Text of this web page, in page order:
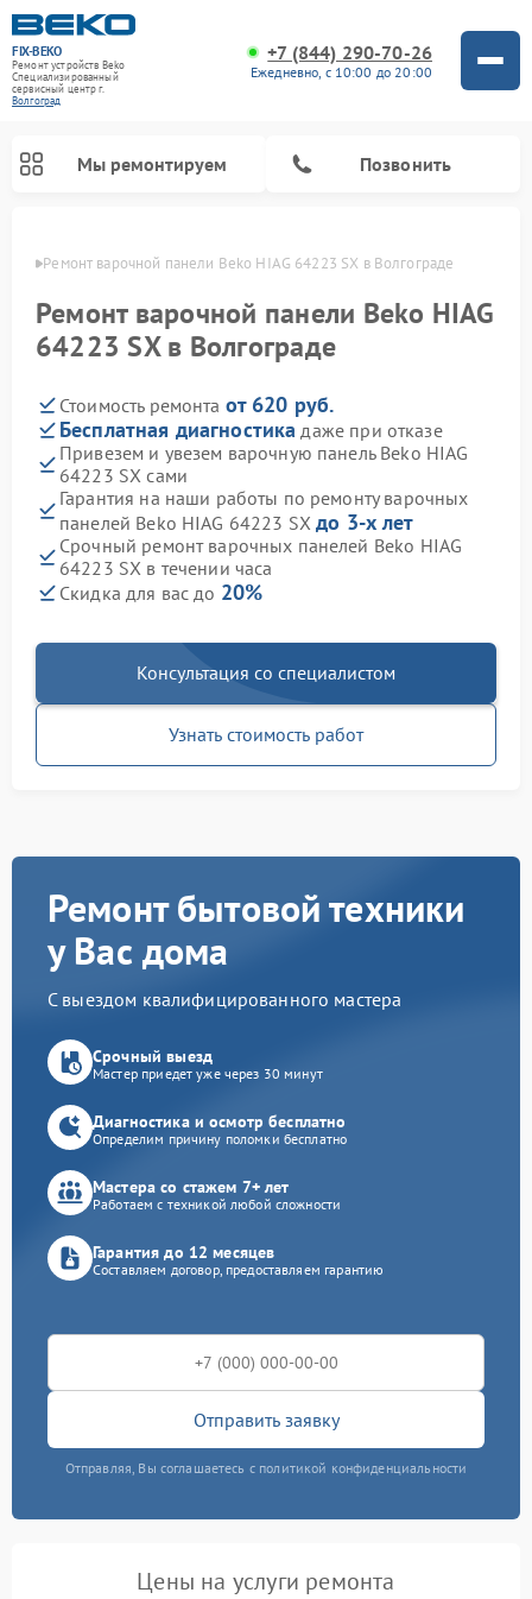
FIX-BEKO
Ремонт устройств Beko
Специализированный
cервисный центр г.
Волгоград
+7 (844) 290-70-26
Ежедневно, с 10:00 до 20:00
Мы ремонтируем Позвонить
Ремонт варочной панели Beko HIAG 64223 SX в Волгограде
Ремонт варочной панели Beko HIAG
64223 SX в Волгограде
Стоимость ремонта от 620 руб.
Бесплатная диагностика даже при отказе
Привезем и увезем варочную панель Beko HIAG
64223 SX сами
Гарантия на наши работы по ремонту варочных
панелей Beko HIAG 64223 SXдо 3-х лет
Срочный ремонт варочных панелей Beko HIAG
64223 SX в течении часа
Скидка для вас до 20%
Консультация со специалистом
Узнать стоимость работ
Ремонт бытовой техники
у Вас дома
С выездом квалифицированного мастера
Срочный выезд
Мастер приедет уже через 30 минут
Диагностика и осмотр бесплатно
Определим причину поломки бесплатно
Мастера со стажем 7+ лет
Работаем с техникой любой сложности
Гарантия до 12 месяцев
Составляем договор, предоставляем гарантию
Отправить заявку
Отправляя, Вы соглашаетесь с политикой конфиденциальности
Цены на услуги ремонта